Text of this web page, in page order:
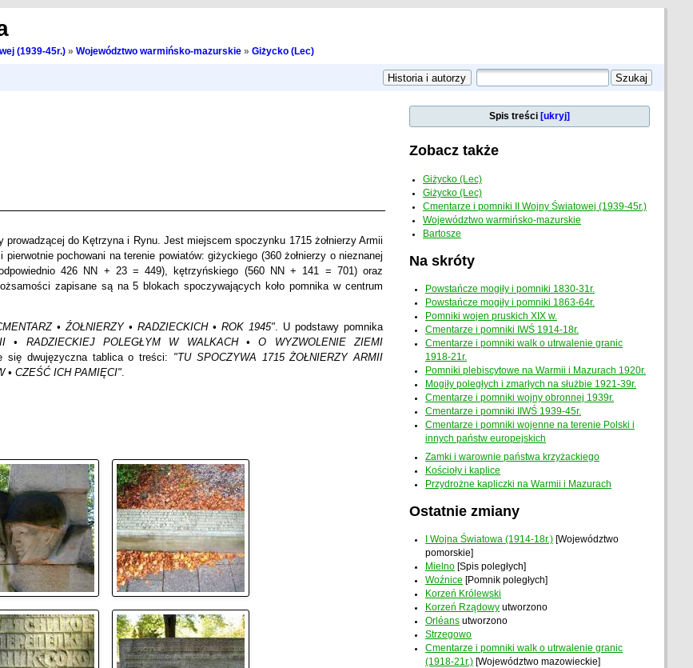
(1939-45r.)» Województwo warmińsko-mazurskie» Giżycko (Lec)
do Kętrzyna i Rynu. Jest miejscem spoczynku 1715 żołnierzy Armii
pochowani na terenie powiatów: giżyckiego (360 żołnierzy o nieznanej
426 NN + 23 = 449), kętrzyńskiego (560 NN + 141 = 701) oraz
zapisane są na 5 blokach spoczywających koło pomnika w centrum
• ŹOŁNIERZY • RADZIECKICH • ROK 1945". U podstawy pomnika
• RADZIECKIEJ POLEGŁYM W WALKACH • O WYZWOLENIE ZIEMI
się dwujęzyczna tablica o treści: "TU SPOCZYWA 1715 ŻOŁNIERZY ARMII
• CZEŚĆ ICH PAMIĘCI".
Spis treści [ukryj]
Zobacz także
Giżycko (Lec)
Giżycko (Lec)
Cmentarze i pomniki II Wojny Światowej (1939-45r.)
Województwo warmińsko-mazurskie
Bartosze
Na skróty
Powstańcze mogiły i pomniki 1830-31r.
Powstańcze mogiły i pomniki 1863-64r.
Pomniki wojen pruskich XIX w.
Cmentarze i pomniki IWŚ 1914-18r.
Cmentarze i pomniki walk o utrwalenie granic
1918-21r.
Pomniki plebiscytowe na Warmii i Mazurach 1920r.
Mogiły poległych i zmarłych na służbie 1921-39r.
Cmentarze i pomniki wojny obronnej 1939r.
Cmentarze i pomniki IIWŚ 1939-45r.
Cmentarze i pomniki wojenne na terenie Polski i
innych państw europejskich
Zamki i warownie państwa krzyżackiego
Kościoły i kaplice
Przydrożne kapliczki na Warmii i Mazurach
Ostatnie zmiany
I Wojna Światowa (1914-18r.) [Województwo
pomorskie]
Mielno [Spis poległych]
Woźnice [Pomnik poległych]
Korzeń Królewski
Korzeń Rządowy utworzono
Orléans utworzono
Strzegowo
Cmentarze i pomniki walk o utrwalenie granic
(1918-21r.) [Województwo mazowieckie]